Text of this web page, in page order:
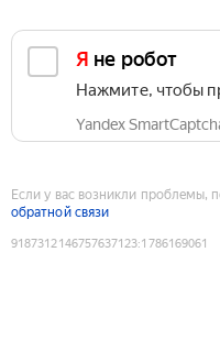
Я не робот
Нажмите, чтобы
Yandex
Если у вас возникли проблемы,
обратной связи
9187312146757637123:1786169061